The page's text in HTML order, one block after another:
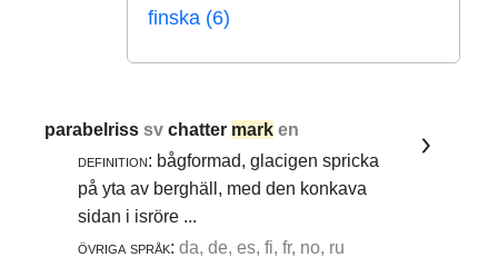
finska (6)
parabelrisssvchatter mark en
definition: bågformad, glacigen spricka
på yta av berghäll, med den konkava
sidan i isröre ...
övriga språk: da, de, es, fi, fr, no, ru